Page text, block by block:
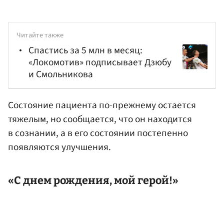
Читайте также
Спастись за 5 млн в месяц:
«Локомотив» подписывает Дзюбу
и Смольникова
Состояние пациента по-прежнему остается
тяжелым, но сообщается, что он находится
в сознании, а в его состоянии постепенно
появляются улучшения.
«С днем рождения, мой герой!»